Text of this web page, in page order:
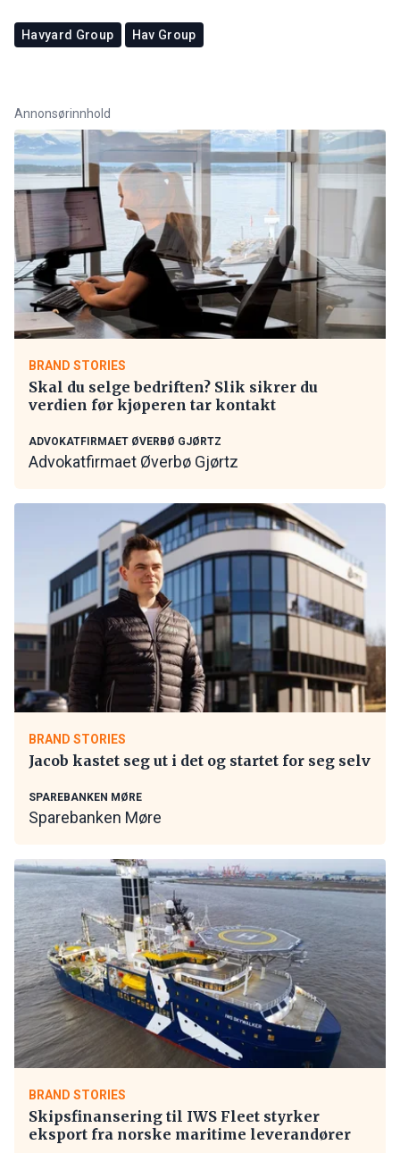
Havyard Group Hav Group
Annonsørinnhold
BRAND STORIES
Skal du selge bedriften? Slik sikrer du
verdien før kjøperen tar kontakt
ADVOKATFIRMAET ØVERBØ GJØRTZ
Advokatfirmaet Øverbø Gjørtz
BRAND STORIES
Jacob kastet seg ut i det og startet for seg selv
SPAREBANKEN MØRE
Sparebanken Møre
BRAND STORIES
Skipsfinansering til IWS Fleet styrker
eksport fra norske maritime leverandører